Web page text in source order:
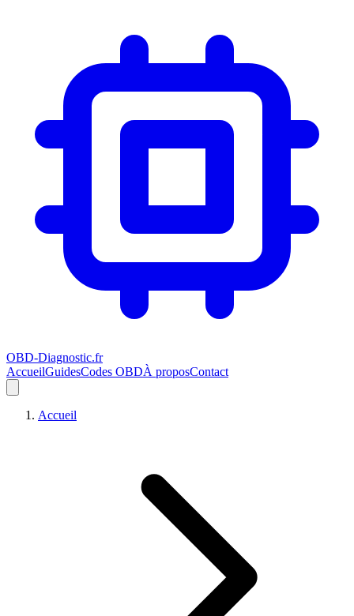
OBD-Diagnostic.fr
AccueilGuidesCodes OBDÀ proposContact
Accueil